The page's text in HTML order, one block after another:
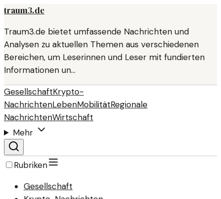
traum3.de
Traum3.de bietet umfassende Nachrichten und
Analysen zu aktuellen Themen aus verschiedenen
Bereichen, um Leserinnen und Leser mit fundierten
Informationen un…
GesellschaftKrypto-
NachrichtenLebenMobilitätRegionale
NachrichtenWirtschaft
Mehr
Rubriken
Gesellschaft